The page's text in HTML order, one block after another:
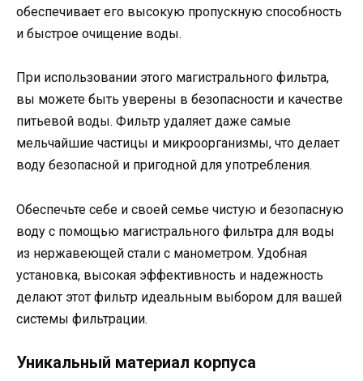
обеспечивает его высокую пропускную способность
и быстрое очищение воды.
При использовании этого магистрального фильтра,
вы можете быть уверены в безопасности и качестве
питьевой воды. Фильтр удаляет даже самые
мельчайшие частицы и микроорганизмы, что делает
воду безопасной и пригодной для употребления.
Обеспечьте себе и своей семье чистую и безопасную
воду с помощью магистрального фильтра для воды
из нержавеющей стали с манометром. Удобная
установка, высокая эффективность и надежность
делают этот фильтр идеальным выбором для вашей
системы фильтрации.
Уникальный материал корпуса